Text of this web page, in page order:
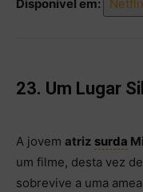
Disponível em:
23. Um Lugar
A jovem atriz surda
um filme, desta vez
sobrevive a uma